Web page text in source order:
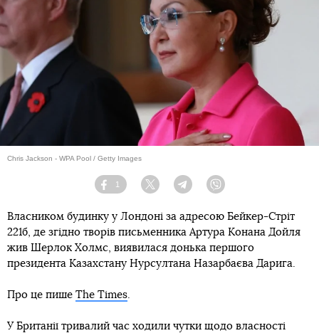
Chris Jackson - WPA Pool / Getty Images
Facebook
1
Twitter TelegramViber
Власником будинку у Лондоні за адресою Бейкер-Стріт
221б, де згідно творів письменника Артура Конана Дойля
жив Шерлок Холмс, виявилася донька першого
президента Казахстану Нурсултана Назарбаєва Дарига.
Про це пише The Times.
У Британії тривалий час ходили чутки щодо власності